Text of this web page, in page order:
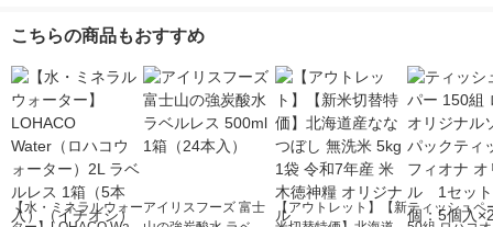
こちらの商品もおすすめ
【水・ミネラルウォーアイリスフーズ 富士
【アウトレット】【新ティッシュペ